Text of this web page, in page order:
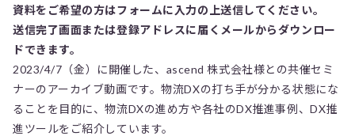
資料をご希望の方はフォームに入力の上送信してください。
送信完了画面または登録アドレスに届くメールからダウンロー
ドできます。
2023/4/7（金）に開催した、ascend 株式会社様との共催セミ
ナーのアーカイブ動画です。物流DXの打ち手が分かる状態にな
ることを目的に、物流DXの進め方や各社のDX推進事例、DX推
進ツールをご紹介しています。